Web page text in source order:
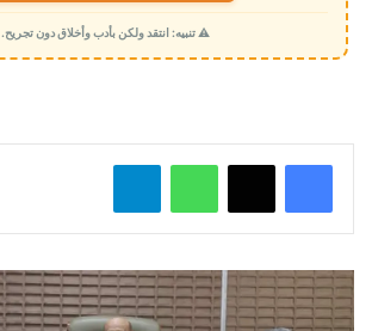
م
ي
⚠️ تنبيه: انتقد ولكن بأدب وأخلاق دون تجريح.
واتساب